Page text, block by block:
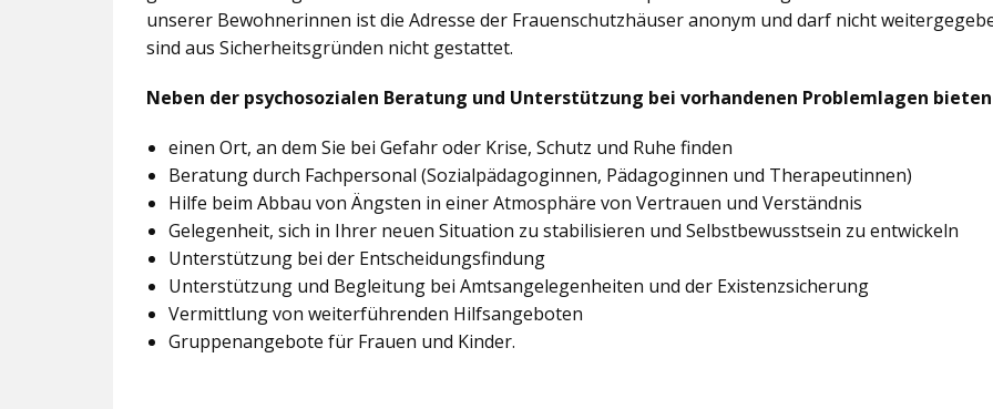
unserer Bewohnerinnen ist die Adresse der Frauenschutzhäuser anonym und darf nicht
sind aus Sicherheitsgründen nicht gestattet.
Neben der psychosozialen Beratung und Unterstützung bei vorhandenen Problemlagen
einen Ort, an dem Sie bei Gefahr oder Krise, Schutz und Ruhe finden
Beratung durch Fachpersonal (Sozialpädagoginnen, Pädagoginnen und Therapeutinnen)
Hilfe beim Abbau von Ängsten in einer Atmosphäre von Vertrauen und Verständnis
Gelegenheit, sich in Ihrer neuen Situation zu stabilisieren und Selbstbewusstsein zu entwickeln
Unterstützung bei der Entscheidungsfindung
Unterstützung und Begleitung bei Amtsangelegenheiten und der Existenzsicherung
Vermittlung von weiterführenden Hilfsangeboten
Gruppenangebote für Frauen und Kinder.